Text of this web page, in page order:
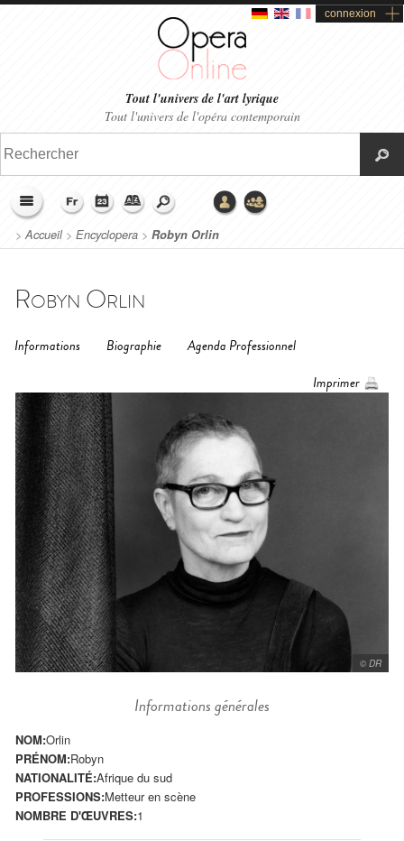
connexion
Tout l'univers de l'art lyrique
Tout l'univers de l'opéra contemporain
>Accueil> Encyclopera > Robyn Orlin
Robyn Orlin
Informations Biographie
Agenda Professionnel
Imprimer
© DR
Informations générales
NOM:Orlin
PRÉNOM:Robyn
NATIONALITÉ:Afrique du sud
PROFESSIONS:Metteur en scène
NOMBRE D'ŒUVRES:1